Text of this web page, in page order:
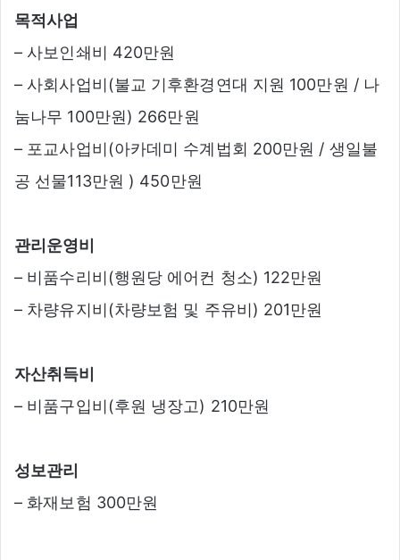
목적사업
– 사보인쇄비 420만원
– 사회사업비(불교 기후환경연대 지원 100만원 / 나
눔나무 100만원) 266만원
– 포교사업비(아카데미 수계법회 200만원 / 생일불
공 선물113만원 ) 450만원
관리운영비
– 비품수리비(행원당 에어컨 청소) 122만원
– 차량유지비(차량보험 및 주유비) 201만원
자산취득비
– 비품구입비(후원 냉장고) 210만원
성보관리
– 화재보험 300만원